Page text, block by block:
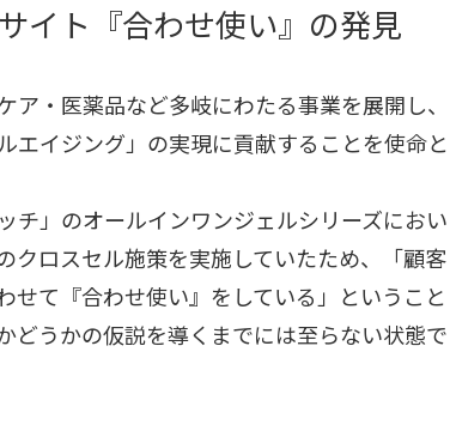
イト『合わせ使い』の発見
・医薬品など多岐にわたる事業を展開し、
エイジング」の実現に貢献することを使命と
チ」のオールインワンジェルシリーズにおい
クロスセル施策を実施していたため、「顧客
せて『合わせ使い』をしている」ということ
どうかの仮説を導くまでには至らない状態で